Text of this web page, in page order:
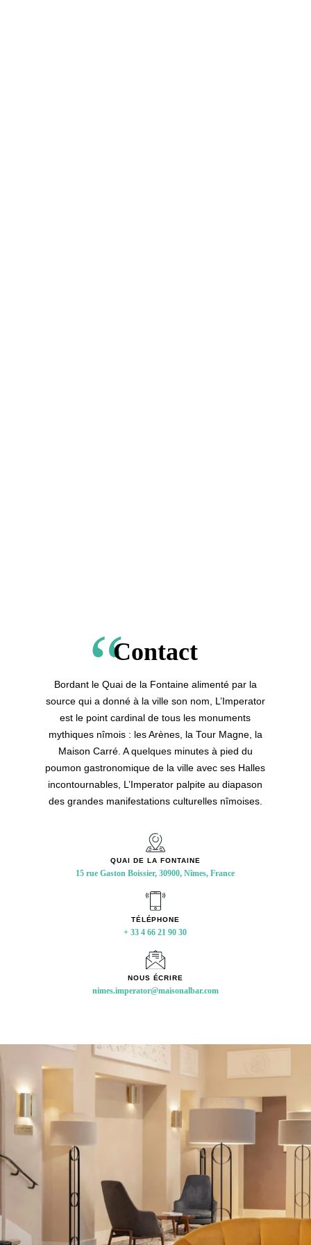
Contact
Bordant le Quai de la Fontaine alimenté par la
source qui a donné à la ville son nom, L’Imperator
est le point cardinal de tous les monuments
mythiques nîmois : les Arènes, la Tour Magne, la
Maison Carré. A quelques minutes à pied du
poumon gastronomique de la ville avec ses Halles
incontournables, L’Imperator palpite au diapason
des grandes manifestations culturelles nîmoises.
QUAI DE LA FONTAINE
NOUS ÉCRIRE
nimes.imperator@maisonalbar.com